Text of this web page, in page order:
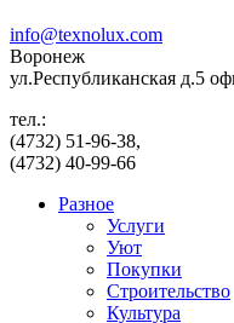
info@texnolux.com
Воронеж
ул.Республиканская д.5
тел.:
(4732) 51-96-38,
(4732) 40-99-66
Разное
Услуги
Уют
Покупки
Строительство
Культура